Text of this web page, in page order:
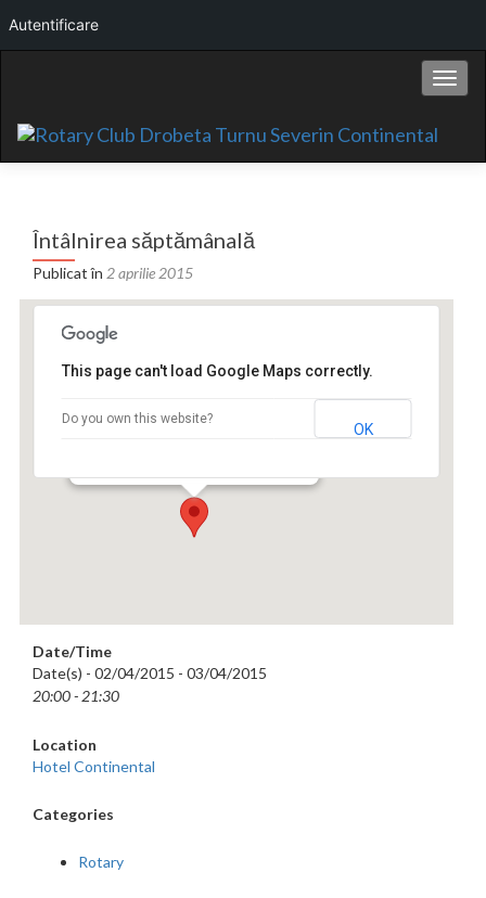
Întâlnirea săptămânală
Publicat în 2 aprilie 2015
This page can't load Google Maps correctly.
Do you own this website?
OK
Date/Time
Date(s) - 02/04/2015 - 03/04/2015
20:00 - 21:30
Location
Hotel Continental
Categories
Rotary
Autentificare